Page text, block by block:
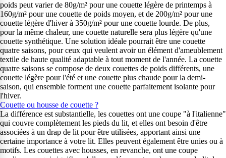
poids peut varier de 80g/m² pour une couette légère de printemps à
160g/m² pour une couette de poids moyen, et de 200g/m² pour une
couette légère d'hiver à 350g/m² pour une couette lourde. De plus,
pour la même chaleur, une couette naturelle sera plus légère qu'une
couette synthétique. Une solution idéale pourrait être une couette
quatre saisons, pour ceux qui veulent avoir un élément d'ameublement
textile de haute qualité adaptable à tout moment de l'année. La couette
quatre saisons se compose de deux couettes de poids différents, une
couette légère pour l'été et une couette plus chaude pour la demi-
saison, qui ensemble forment une couette parfaitement isolante pour
l'hiver.
Couette ou housse de couette ?
La différence est substantielle, les couettes ont une coupe "à l'italienne"
qui couvre complètement les pieds du lit, et elles ont besoin d'être
associées à un drap de lit pour être utilisées, apportant ainsi une
certaine importance à votre lit. Elles peuvent également être unies ou à
motifs. Les couettes avec housses, en revanche, ont une coupe